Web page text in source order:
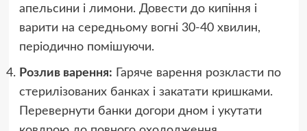
апельсини і лимони. Довести до кипіння і
варити на середньому вогні 30-40 хвилин,
періодично помішуючи.
Розлив варення: Гаряче варення розкласти по
стерилізованих банках і закатати кришками.
Перевернути банки догори дном і укутати